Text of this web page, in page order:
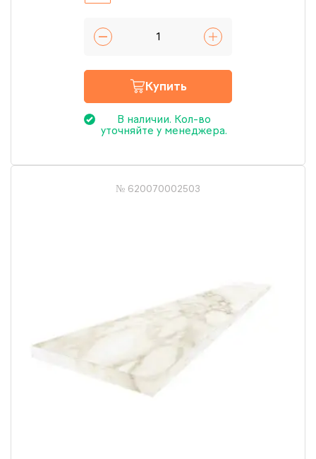
Купить
В наличии. Кол-во
уточняйте у менеджера.
№ 620070002503